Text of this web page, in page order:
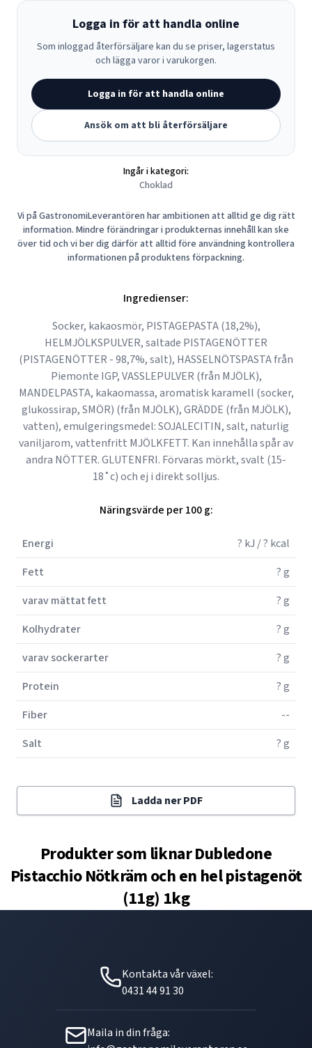
Logga in för att handla online
Som inloggad återförsäljare kan du se priser, lagerstatus
och lägga varor i varukorgen.
Logga in för att handla online
Ansök om att bli återförsäljare
Ingår i kategori:
Choklad
Vi på GastronomiLeverantören har ambitionen att alltid ge dig rätt
information. Mindre förändringar i produkternas innehåll kan ske
över tid och vi ber dig därför att alltid före användning kontrollera
informationen på produktens förpackning.
Ingredienser:
Socker, kakaosmör, PISTAGEPASTA (18,2%),
HELMJÖLKSPULVER, saltade PISTAGENÖTTER
(PISTAGENÖTTER - 98,7%, salt), HASSELNÖTSPASTA från
Piemonte IGP, VASSLEPULVER (från MJÖLK),
MANDELPASTA, kakaomassa, aromatisk karamell (socker,
glukossirap, SMÖR) (från MJÖLK), GRÄDDE (från MJÖLK),
vatten), emulgeringsmedel: SOJALECITIN, salt, naturlig
vaniljarom, vattenfritt MJÖLKFETT. Kan innehålla spår av
andra NÖTTER. GLUTENFRI. Förvaras mörkt, svalt (15-
18˚c) och ej i direkt solljus.
Näringsvärde per 100 g:
Energi
? kJ / ? kcal
Fett
? g
varav mättat fett
? g
Kolhydrater
? g
varav sockerarter
? g
Protein
? g
Fiber
--
Salt
? g
Ladda ner PDF
Produkter som liknarDubledone
Pistacchio Nötkräm och en hel pistagenöt
(11g) 1kg
Kontakta vår växel:
0431 44 91 30
Maila in din fråga: